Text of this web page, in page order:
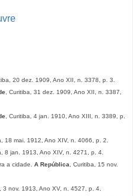
20 dez. 1909, Ano XII, n. 3378, p. 3.
, Curitiba, 31 dez. 1909, Ano XII, n. 3387,
, Curitiba, 4 jan. 1910, Ano XIII, n. 3389, p.
18 mai. 1912, Ano XIV, n. 4066, p. 2.
8 jan. 1913, Ano XIV, n. 4271, p. 4.
a cidade. A República , Curitiba, 15 nov.
3 nov. 1913, Ano XV, n. 4527, p. 4.